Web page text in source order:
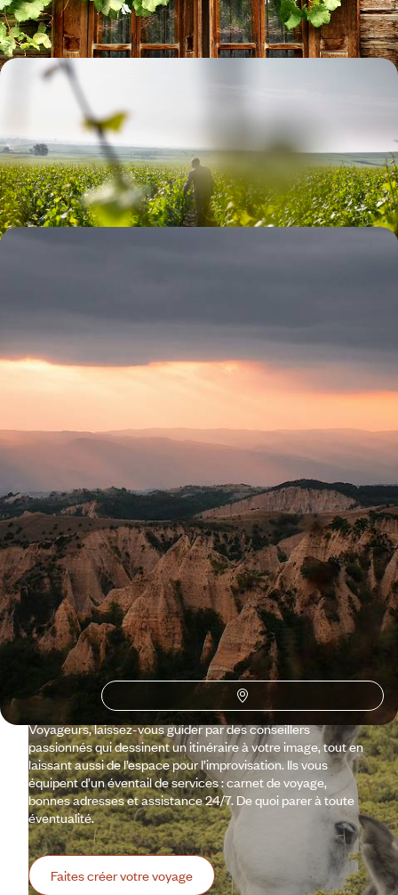
9 jours, de 1700 à 2100 €
Le Balkan, la mer Noire, les vignes - Grand tour de
Depuis Sofia, une grande boucle en voiture à travers des paysages
culturels à couper le souffle
14 jours, de 2000 à 2600 €
10 jours, de 2600 à 3400 €
Pourquoi partir avec
Voyageursen Bulgarie?
Outsider des Balkans, la Bulgarie séduit par son histoire
millénaire et sa nature indomptée. Vestiges romains, édifices
néo-byzantins, mosquées ottomanes et colosses staliniens
s’entrelacent dans un désordre architectural des plus
séduisants. La Bulgarie se dévoile sans fard, telle qu’elle est,
et c’est précisément ce qui fait son charme. Avec
Voyageurs, laissez-vous guider par des conseillers
passionnés qui dessinent un itinéraire à votre image, tout en
laissant aussi de l’espace pour l’improvisation. Ils vous
équipent d’un éventail de services : carnet de voyage,
bonnes adresses et assistance 24/7. De quoi parer à toute
éventualité.
Faites créer votre voyage